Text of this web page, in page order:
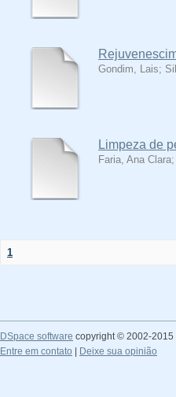
Gondim, Lais;
Limpeza de
Faria, Ana Clara;
1
DSpace software copyright © 2002-2015
Entre em contato
Deixe sua opinião